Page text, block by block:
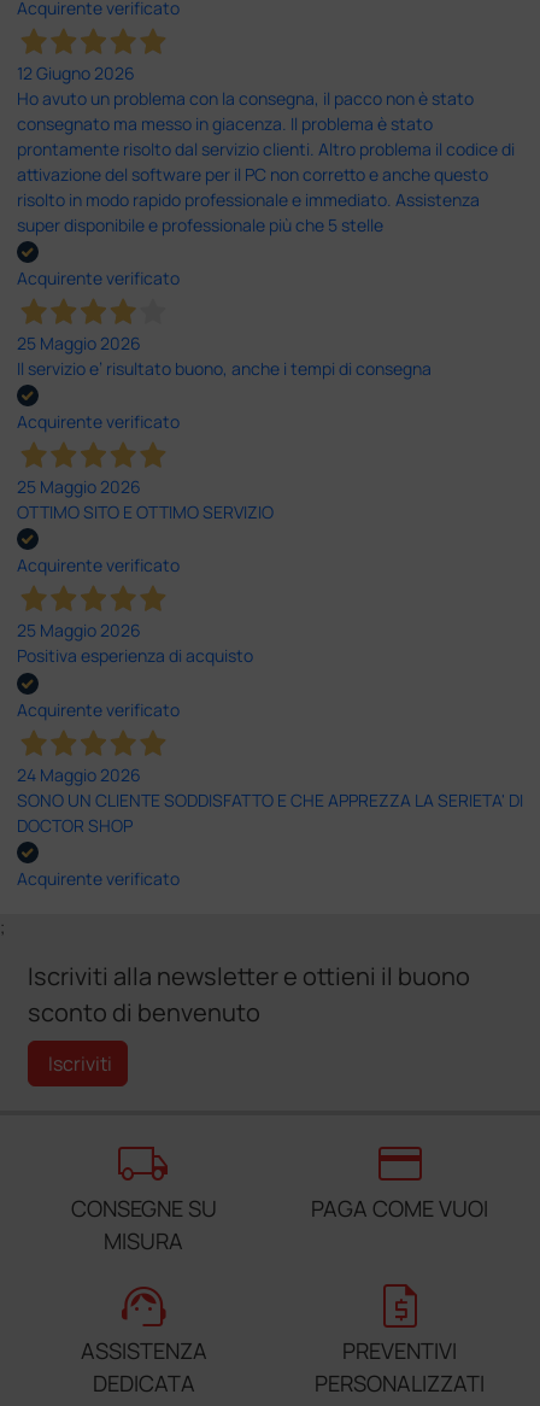
Acquirente verificato
12 Giugno 2026
Ho avuto un problema con la consegna, il pacco non è stato
consegnato ma messo in giacenza. Il problema è stato
prontamente risolto dal servizio clienti. Altro problema il codice di
attivazione del software per il PC non corretto e anche questo
risolto in modo rapido professionale e immediato. Assistenza
super disponibile e professionale più che 5 stelle
Acquirente verificato
25 Maggio 2026
Il servizio e’ risultato buono, anche i tempi di consegna
Acquirente verificato
25 Maggio 2026
OTTIMO SITO E OTTIMO SERVIZIO
Acquirente verificato
25 Maggio 2026
Positiva esperienza di acquisto
Acquirente verificato
24 Maggio 2026
SONO UN CLIENTE SODDISFATTO E CHE APPREZZA LA SERIETA' DI
DOCTOR SHOP
Acquirente verificato
;
Iscriviti alla newsletter e ottieni il buono
sconto di benvenuto
Iscriviti
local_shipping
CONSEGNE SU
MISURA
credit_card
PAGA COME VUOI
support_agent
ASSISTENZA
DEDICATA
request_quote
PREVENTIVI
PERSONALIZZATI